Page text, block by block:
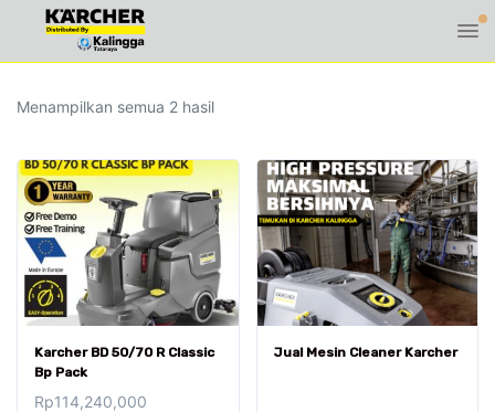
Menampilkan semua 2 hasilDiurutkan
yang
terbaru
Karcher BD 50/70 R Classic
Bp Pack
Rp114,240,000
Jual Mesin Cleaner Karcher